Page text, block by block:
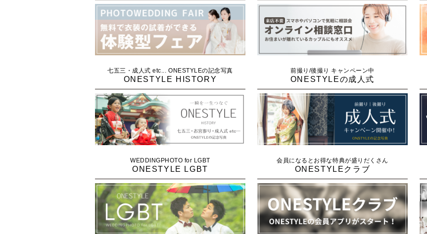
七五三・成人式 etc... ONESTYLEの記念写真
ONESTYLE HISTORY
前撮り/後撮り キャンペーン中
ONESTYLEの成人式
WEDDINGPHOTO for LGBT
ONESTYLE LGBT
会員になるとお得な特典が盛りだくさん
ONESTYLEクラブ